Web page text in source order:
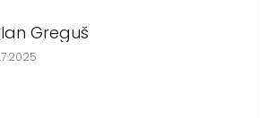
Greguš
obchodu je 5 z 5 hviezdičiek.